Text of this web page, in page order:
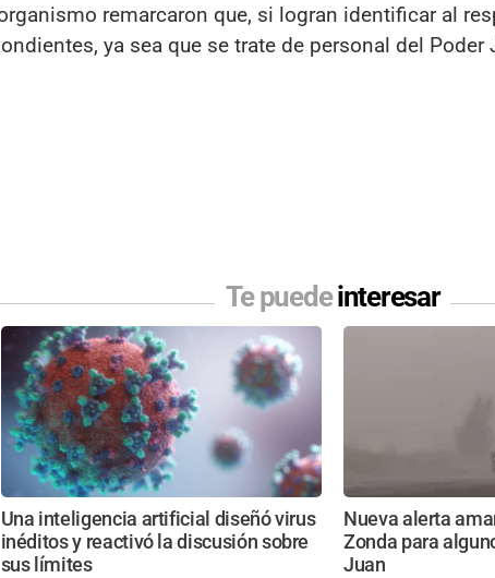
remarcaron que, si logran identificar al
ya sea que se trate de personal del Poder
Te puedeinteresar
Una inteligencia artificial diseñó virus
inéditos y reactivó la discusión sobre
sus límites
Nueva alerta
Zonda para
Juan